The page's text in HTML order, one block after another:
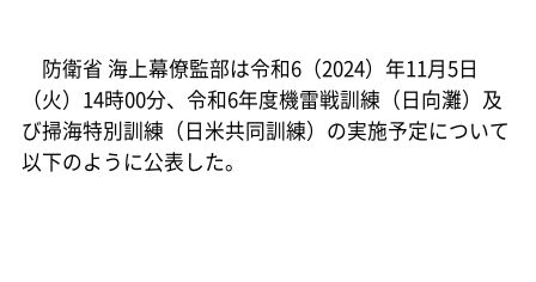
防衛省 海上幕僚監部は令和6（2024）年11月5日
（火）14時00分、令和6年度機雷戦訓練（日向灘）及
び掃海特別訓練（日米共同訓練）の実施予定について
以下のように公表した。